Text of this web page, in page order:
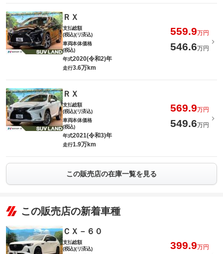
ＲＸ
支払総額
(税込)(リ済込)
559.9万円
車両本体価格
(税込)
546.6万円
年式2020(令和2)年
走行3.6万km
ＲＸ
支払総額
(税込)(リ済込)
569.9万円
車両本体価格
(税込)
549.6万円
年式2021(令和3)年
走行1.9万km
この販売店の在庫一覧を見る
この販売店の新着車種
ＣＸ－６０
支払総額
(税込)(リ済込)
399.9万円